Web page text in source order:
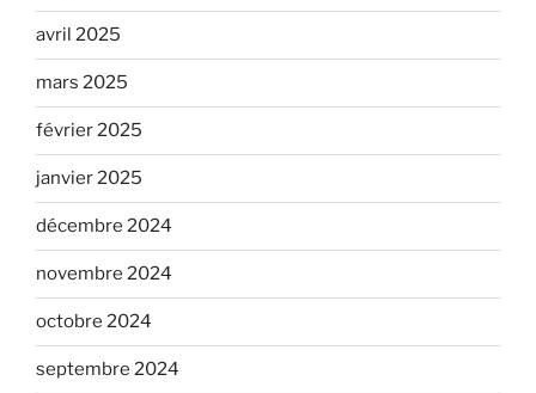
avril 2025
mars 2025
février 2025
janvier 2025
décembre 2024
novembre 2024
octobre 2024
septembre 2024